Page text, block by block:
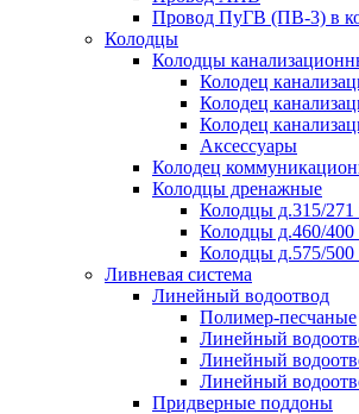
Провод ПуГВ (ПВ-3) в
Колодцы
Колодцы
Колодец
Колодец
Колодец
Аксессуары
Колодец
Колодцы дренажные
Колодцы д.315/
Колодцы д.460/
Колодцы д.575/
Ливневая система
Линейный водоотвод
Полимер-песчаные
Линейный
Линейный
Линейный
Придверные поддоны